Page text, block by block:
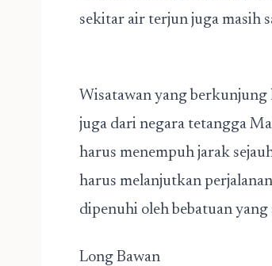
sekitar air terjun
Wisatawan yang berkunjung
juga dari negara tetangga
harus menempuh jarak
harus melanjutkan
dipenuhi oleh bebatuan yang
Long Bawan